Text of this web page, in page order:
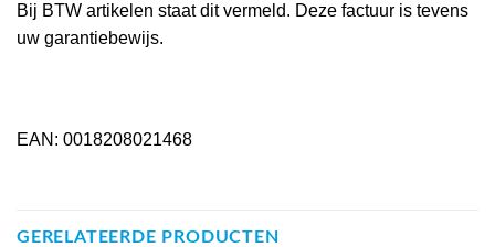
Bij BTW artikelen staat dit vermeld. Deze factuur is tevens
uw garantiebewijs.
EAN: 0018208021468
GERELATEERDE PRODUCTEN